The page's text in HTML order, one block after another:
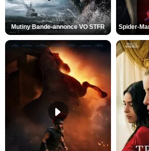
Mutiny Bande-annonce VO STFR